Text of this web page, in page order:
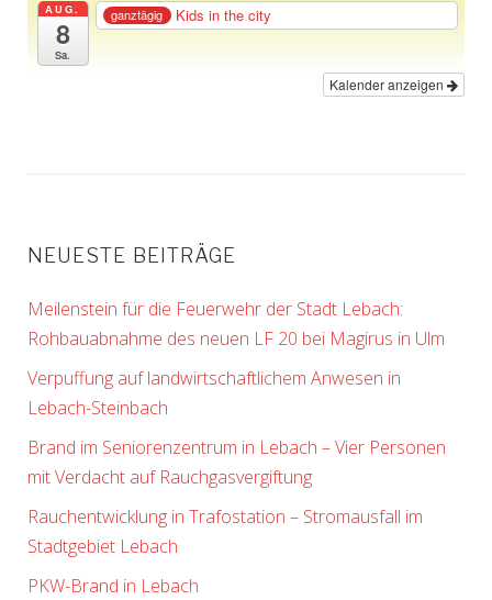
AUG.
8
Sa.
ganztägig Kids in the city
Kalender anzeigen
NEUESTE BEITRÄGE
Meilenstein für die Feuerwehr der Stadt Lebach:
Rohbauabnahme des neuen LF 20 bei Magirus in Ulm
Verpuffung auf landwirtschaftlichem Anwesen in
Lebach-Steinbach
Brand im Seniorenzentrum in Lebach – Vier Personen
mit Verdacht auf Rauchgasvergiftung
Rauchentwicklung in Trafostation – Stromausfall im
Stadtgebiet Lebach
PKW-Brand in Lebach